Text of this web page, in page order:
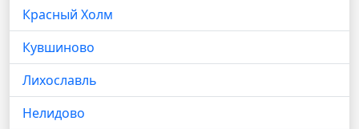
Красный Холм
Кувшиново
Лихославль
Нелидово